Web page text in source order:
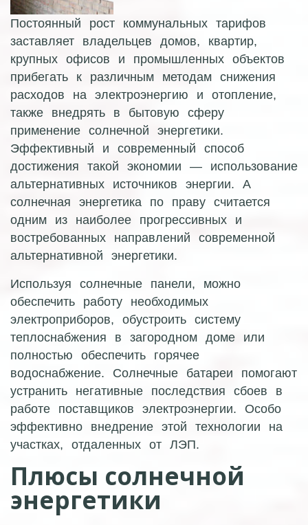
Постоянный рост коммунальных тарифов
заставляет владельцев домов, квартир,
крупных офисов и промышленных объектов
прибегать к различным методам снижения
расходов на электроэнергию и отопление,
также внедрять в бытовую сферу
применение солнечной энергетики.
Эффективный и современный способ
достижения такой экономии — использование
альтернативных источников энергии. А
солнечная энергетика по праву считается
одним из наиболее прогрессивных и
востребованных направлений современной
альтернативной энергетики.
Используя солнечные панели, можно
обеспечить работу необходимых
электроприборов, обустроить систему
теплоснабжения в загородном доме или
полностью обеспечить горячее
водоснабжение. Солнечные батареи помогают
устранить негативные последствия сбоев в
работе поставщиков электроэнергии. Особо
эффективно внедрение этой технологии на
участках, отдаленных от ЛЭП.
Плюсы солнечной
энергетики